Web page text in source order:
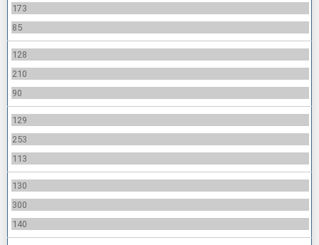
173
85
128
210
90
129
253
113
130
300
140